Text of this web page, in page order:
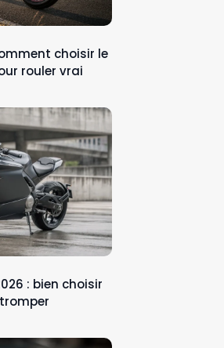
choisir le
rouler vrai
: bien choisir